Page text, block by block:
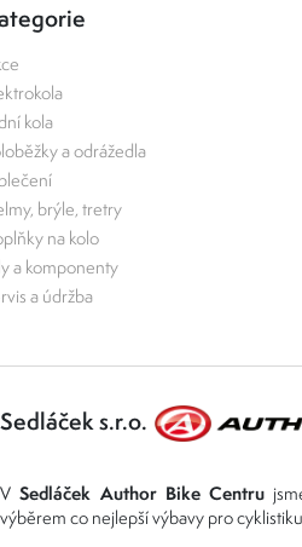
kola
a odrážedla
brýle, tretry
na kolo
a komponenty
a údržba
Sedláček s.r.o.
VSedláček Author Bike Centru
výběrem co nejlepší výbavy pro